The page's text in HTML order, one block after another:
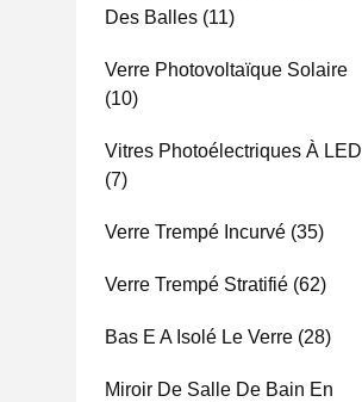
Des Balles (11)
Verre Photovoltaïque Solaire
(10)
Vitres Photoélectriques À LED
(7)
Verre Trempé Incurvé (35)
Verre Trempé Stratifié (62)
Bas E A Isolé Le Verre (28)
Miroir De Salle De Bain En